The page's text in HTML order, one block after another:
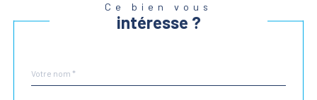
Ce bien vous
intéresse ?
par
*